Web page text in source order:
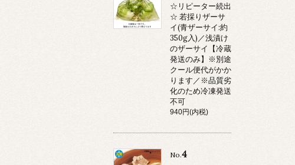
☆リピーター続出
☆ 若採りザーサ
イ(青ザーサイ:約
350g入)／浅漬け
のザーサイ【冷蔵
発送のみ】※別途
クール便代がかか
ります／※品質劣
化のため冷凍発送
不可
940円(内税)
No.4